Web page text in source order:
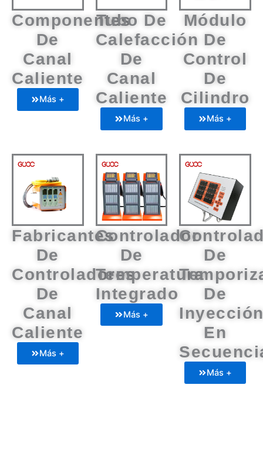
Componentes
De
Canal
Caliente
Más +
Tubo De
Calefacción
De
Canal
Caliente
Más +
Módulo
De
Control
De
Cilindro
Más +
Fabricantes
De
Controladores
De
Canal
Caliente
Más +
Controlador
De
Temperatura
Integrado
Más +
De
De
En
Más +